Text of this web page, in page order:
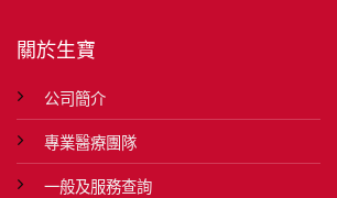
關於生寶
公司簡介
專業醫療團隊
一般及服務查詢